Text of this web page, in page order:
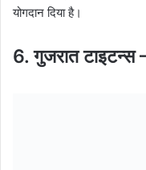
योगदान दिया है।
6. गुजरात